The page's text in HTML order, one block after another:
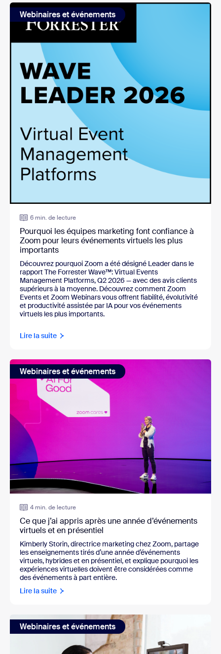
Webinaires et événements
6 min. de lecture
Pourquoi les équipes marketing font confiance à
Zoom pour leurs événements virtuels les plus
importants
Découvrez pourquoi Zoom a été désigné Leader dans le
rapport The Forrester Wave™: Virtual Events
Management Platforms, Q2 2026 — avec des avis clients
supérieurs à la moyenne. Découvrez comment Zoom
Events et Zoom Webinars vous offrent fiabilité, évolutivité
et productivité assistée par IA pour vos événements
virtuels les plus importants.
Lire la suite
Webinaires et événements
4 min. de lecture
Ce que j’ai appris après une année d’événements
virtuels et en présentiel
Kimberly Storin, directrice marketing chez Zoom, partage
les enseignements tirés d’une année d’événements
virtuels, hybrides et en présentiel, et explique pourquoi les
expériences virtuelles doivent être considérées comme
des événements à part entière.
Lire la suite
Webinaires et événements